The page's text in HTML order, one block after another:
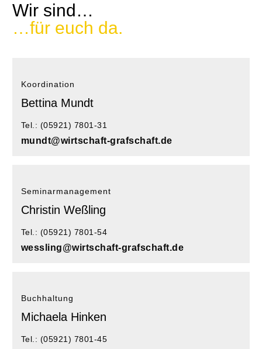
Wir sind…
…für euch da.
Koordination
Bettina Mundt
Tel.: (05921) 7801-31
mundt@wirtschaft-grafschaft.de
Seminarmanagement
Christin Weßling
Tel.: (05921) 7801-54
wessling@wirtschaft-grafschaft.de
Buchhaltung
Michaela Hinken
Tel.: (05921) 7801-45